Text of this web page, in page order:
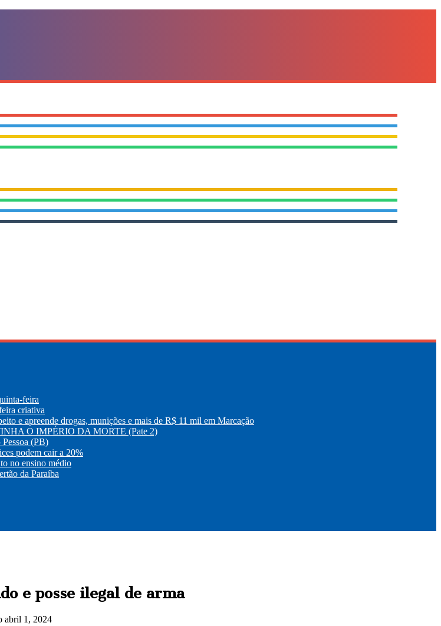
feira
criativa
e apreende drogas, munições e mais de R$ 11 mil em Marcação
O IMPÉRIO DA MORTE (Pate 2)
(PB)
podem cair a 20%
no ensino médio
da Paraíba
e posse ilegal de arma
abril 1, 2024